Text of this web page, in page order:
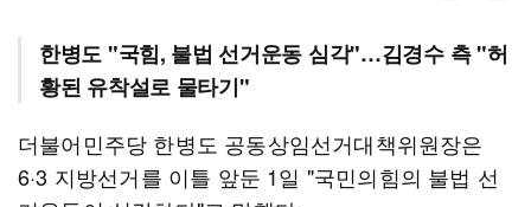
한병도 "국힘, 불법 선거운동 심각"…김경수 측 "허
황된 유착설로 물타기"
더불어민주당 한병도 공동상임선거대책위원장은
6·3 지방선거를 이틀 앞둔 1일 "국민의힘의 불법 선